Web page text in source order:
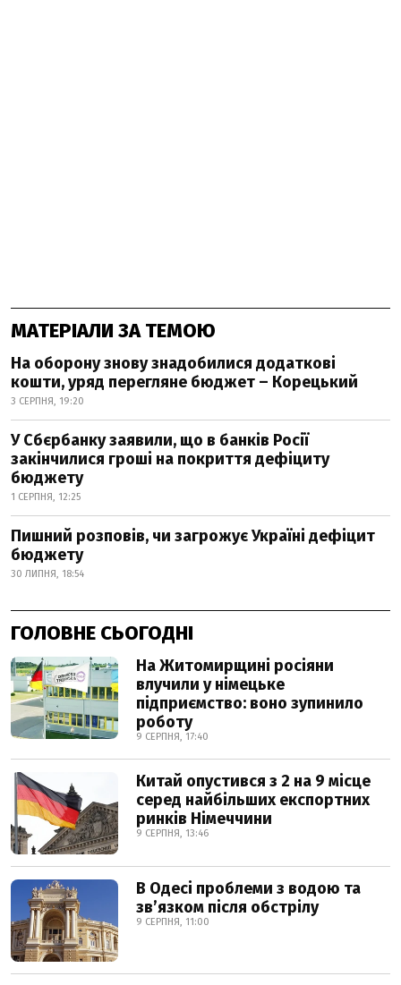
МАТЕРІАЛИ ЗА ТЕМОЮ
На оборону знову знадобилися додаткові
кошти, уряд перегляне бюджет – Корецький
3 СЕРПНЯ, 19:20
У Сбєрбанку заявили, що в банків Росії
закінчилися гроші на покриття дефіциту
бюджету
1 СЕРПНЯ, 12:25
Пишний розповів, чи загрожує Україні дефіцит
бюджету
30 ЛИПНЯ, 18:54
ГОЛОВНЕ СЬОГОДНІ
На Житомирщині росіяни
влучили у німецьке
підприємство: воно зупинило
роботу
9 СЕРПНЯ, 17:40
Китай опустився з 2 на 9 місце
серед найбільших експортних
ринків Німеччини
9 СЕРПНЯ, 13:46
В Одесі проблеми з водою та
звʼязком після обстрілу
9 СЕРПНЯ, 11:00